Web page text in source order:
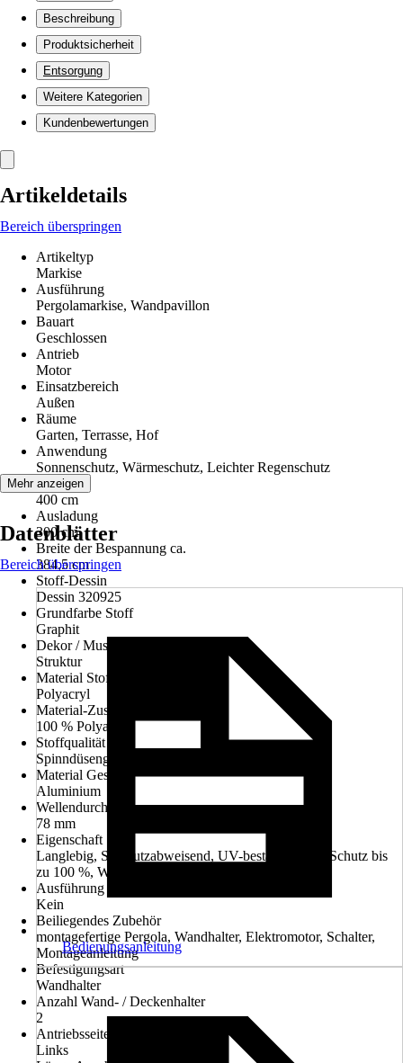
Beschreibung
Produktsicherheit
Entsorgung
Weitere Kategorien
Kundenbewertungen
Artikeldetails
Bereich überspringen
Artikeltyp
Markise
Ausführung
Pergolamarkise, Wandpavillon
Bauart
Geschlossen
Antrieb
Motor
Einsatzbereich
Außen
Räume
Garten, Terrasse, Hof
Anwendung
Sonnenschutz, Wärmeschutz, Leichter Regenschutz
Breite
400 cm
Ausladung
300 cm
Breite der Bespannung ca.
384,5 cm
Stoff-Dessin
Dessin 320925
Grundfarbe Stoff
Graphit
Dekor / Muster
Struktur
Material Stoff
Polyacryl
Material-Zusammensetzung
100 % Polyacryl
Stoffqualität
Spinndüsengefärbt ca. 300 g/m²
Material Gestell
Aluminium
Wellendurchmesser
78 mm
Eigenschaft Stoff
Langlebig, Schmutzabweisend, UV-beständig, UV-Schutz bis
zu 100 %, Wasserabweisend
Ausführung Volant
Kein
Beiliegendes Zubehör
montagefertige Pergola, Wandhalter, Elektromotor, Schalter,
Montageanleitung
Befestigungsart
Wandhalter
Anzahl Wand- / Deckenhalter
2
Antriebsseite
Links
Mehr anzeigen
Datenblätter
Bereich überspringen
Bedienungsanleitung